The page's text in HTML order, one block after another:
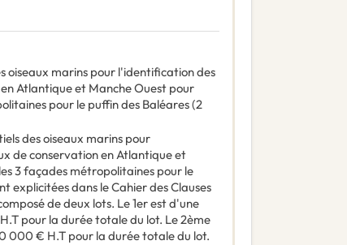
oiseaux marins pour l'identification des
Atlantique et Manche Ouest pour
pour le puffin des Baléares (2
des oiseaux marins pour
de conservation en Atlantique et
3 façades métropolitaines pour le
explicitées dans le Cahier des Clauses
de deux lots. Le 1er est d'une
pour la durée totale du lot. Le 2ème
000 € H.T pour la durée totale du lot.